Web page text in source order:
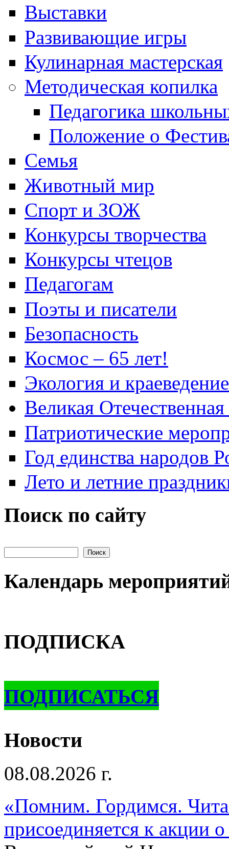
Выставки
Развивающие игры
Кулинарная мастерская
Методическая копилка
Педагогика
Положение о
Семья
Животный мир
Спорт и ЗОЖ
Конкурсы творчества
Конкурсы чтецов
Педагогам
Поэты и писатели
Безопасность
Космос – 65 лет!
Экология и краеведение
Великая
Патриотические
Год единства народов
Лето и летние
Поиск по сайту
Календарь
ПОДПИСКА
ПОДПИСАТЬСЯ
Новости
08.08.2026 г.
«Помним. Гордимся.
присоединяется к акции